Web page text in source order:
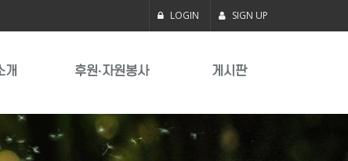
LOGIN SIGN UP
개 후원·자원봉사 게시판